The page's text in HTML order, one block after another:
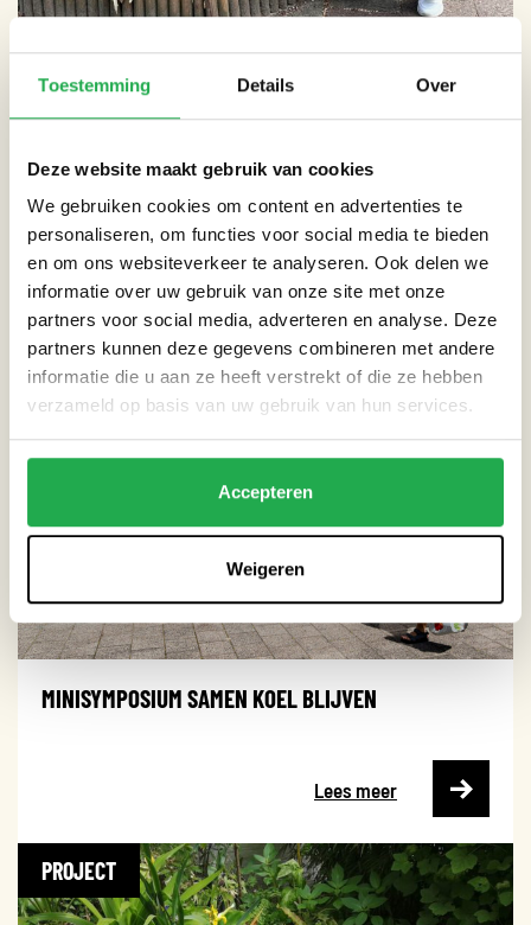
Toestemming Details Over
Deze website maakt gebruik van cookies
We gebruiken cookies om content en advertenties te
personaliseren, om functies voor social media te bieden
en om ons websiteverkeer te analyseren. Ook delen we
informatie over uw gebruik van onze site met onze
partners voor social media, adverteren en analyse. Deze
partners kunnen deze gegevens combineren met andere
informatie die u aan ze heeft verstrekt of die ze hebben
verzameld op basis van uw gebruik van hun services.
Accepteren
Weigeren
WORD WEERGROEN COACH
Lees meer
AGENDA
MINISYMPOSIUM SAMEN KOEL BLIJVEN
Lees meer
PROJECT